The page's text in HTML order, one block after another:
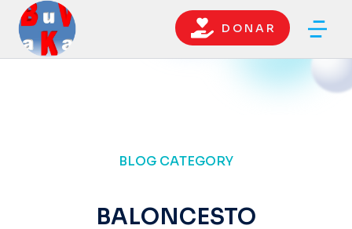
D O N A R
BLOG CATEGORY
BALONCESTO